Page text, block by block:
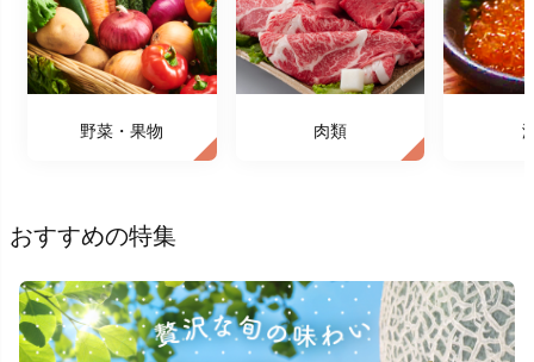
野菜・果物 肉類
おすすめの特集